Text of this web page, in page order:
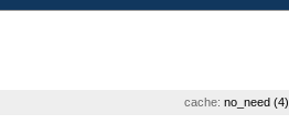
cache: no_need (4)